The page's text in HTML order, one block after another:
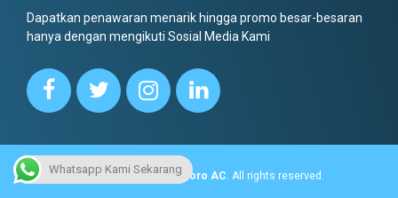
Dapatkan penawaran menarik hingga promo besar-besaran
hanya dengan mengikuti Sosial Media Kami
Copyright © 2022.Dottoro AC. All rights reserved.
Whatsapp Kami Sekarang